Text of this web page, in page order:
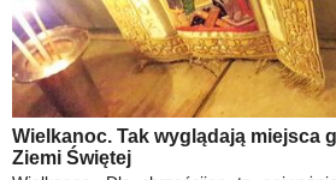
Wielkanoc. Tak wyglądają miejsca
Ziemi Świętej